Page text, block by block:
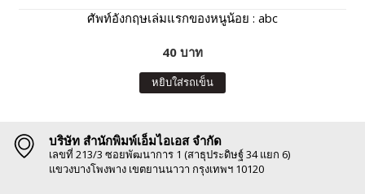
ศัพท์อังกฤษเล่มแรกของหนูน้อย : abc
40 บาท
หยิบใส่รถเข็น
บริษัท สำนักพิมพ์เอ็มไอเอส จำกัด
เลขที่ 213/3 ซอยพัฒนาการ 1 (สาธุประดิษฐ์ 34 แยก 6)
แขวงบางโพงพาง เขตยานนาวา กรุงเทพฯ 10120